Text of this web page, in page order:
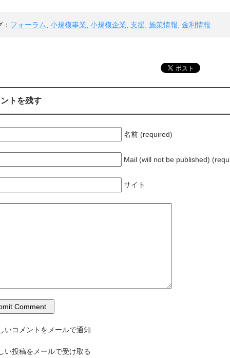
フォーラム ,小規模事業 ,小規模企業 ,支援 ,施策情報 ,金利情報
トを残す
名前 (required)
Mail (will not be published)
サイト
いコメントをメールで通知
い投稿をメールで受け取る